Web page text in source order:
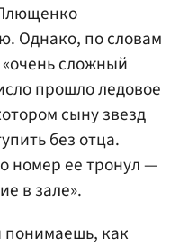
Однако, по словам
сложный
прошло ледовое
сыну звезд
без отца.
номер ее тронул —
в зале».
как